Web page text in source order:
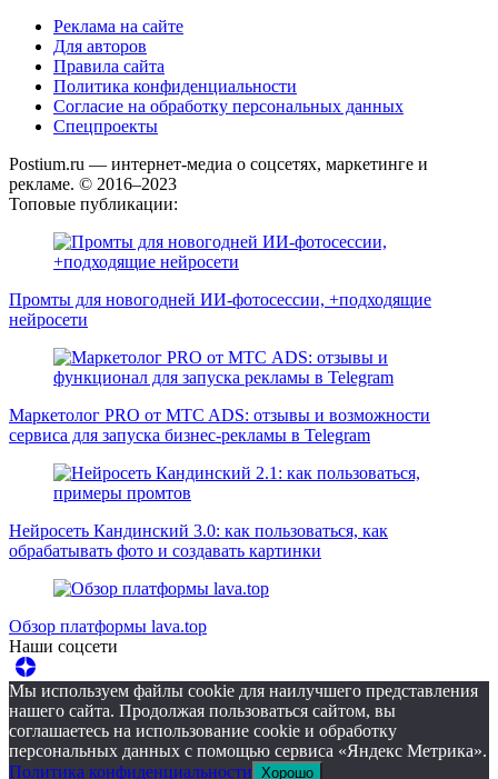
Реклама на сайте
Для авторов
Правила сайта
Политика конфиденциальности
Согласие на обработку персональных данных
Спецпроекты
Postium.ru — интернет-медиа о соцсетях, маркетинге и
рекламе. © 2016–2023
Топовые публикации:
Промты для новогодней ИИ-фотосессии, +подходящие
нейросети
Маркетолог PRO от MTC ADS: отзывы и возможности
сервиса для запуска бизнес-рекламы в Telegram
Нейросеть Кандинский 3.0: как пользоваться, как
обрабатывать фото и создавать картинки
Обзор платформы lava.top
Наши соцсети
Мы используем файлы cookie для наилучшего представления
нашего сайта. Продолжая пользоваться сайтом, вы
соглашаетесь на использование cookie и обработку
персональных данных с помощью сервиса «Яндекс Метрика».
Политика конфиденциальности Хорошо